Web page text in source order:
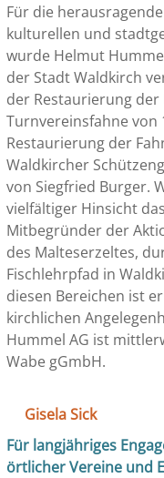
Für die
kulturellen und
wurde Helmut
der Stadt Waldkirch
der Restaurierung
Turnvereinsfahne von
Restaurierung der
Waldkircher
von Siegfried Burger.
vielfältiger Hinsicht
Mitbegründer der
des Malteserzeltes,
Fischlehrpfad in
diesen Bereichen ist
kirchlichen
Hummel AG ist
Wabe gGmbH.
Gisela Sick
Für langjähriges
örtlicher Vereine und